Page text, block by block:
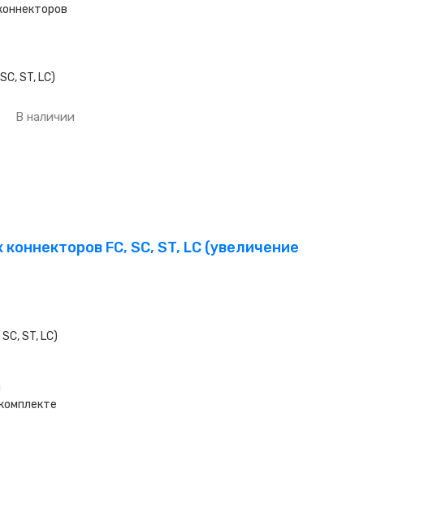
ST, LC)
В наличии
FC, SC, ST, LC (увеличение
ST, LC)